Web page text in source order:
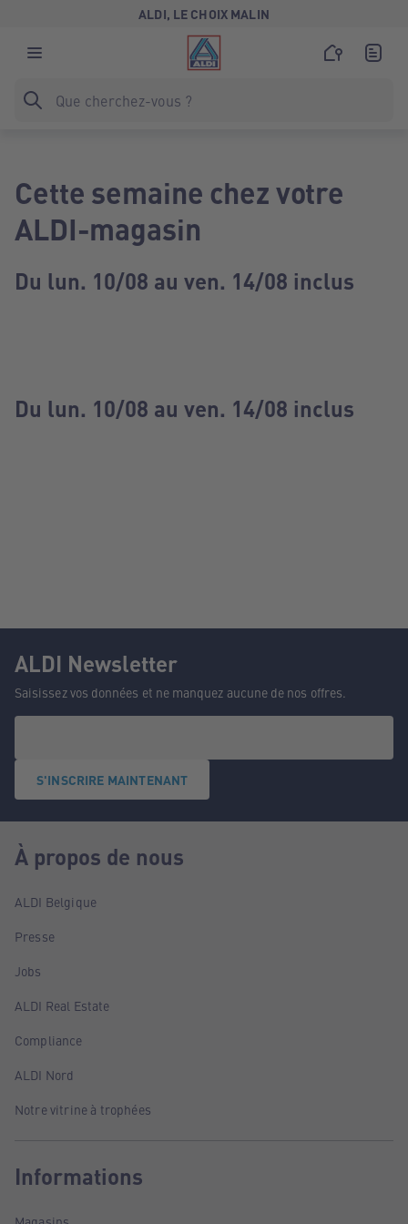
ALDI, LE CHOIX MALIN
Cette semaine chez votre
ALDI-magasin
Du lun. 10/08 au ven. 14/08 inclus
Du lun. 10/08 au ven. 14/08 inclus
ALDI Newsletter
Saisissez vos données et ne manquez aucune de nos offres.
S'INSCRIRE MAINTENANT
À propos de nous
ALDI Belgique
Presse
Jobs
ALDI Real Estate
Compliance
ALDI Nord
Notre vitrine à trophées
Informations